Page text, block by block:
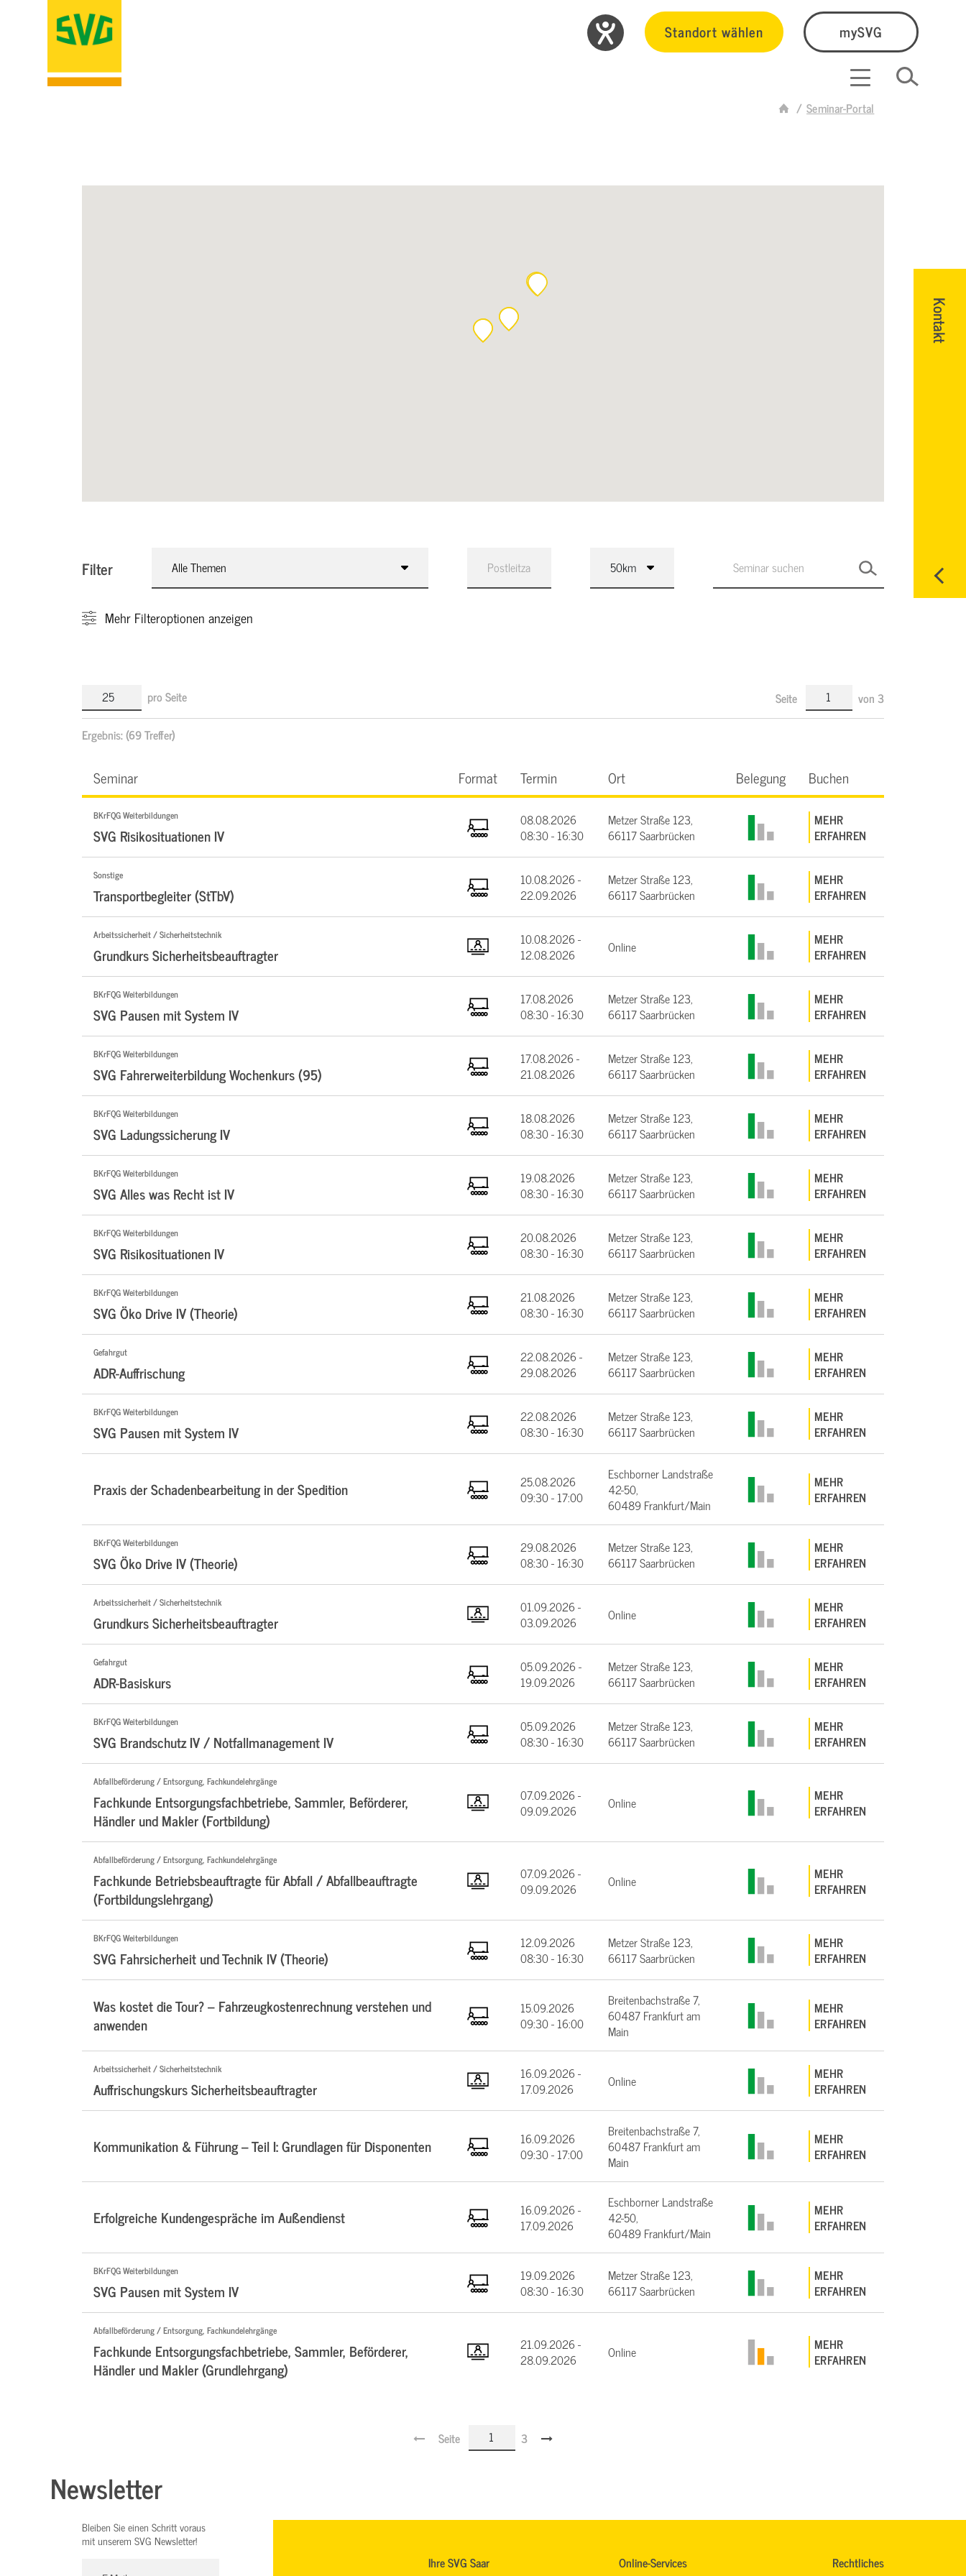
Standort wählen mySVG
Seminar-Portal
Kontakt
Filter Alle Themen
Mehr Filteroptionen anzeigen
pro Seite Seite von 3
Ergebnis:(69 Treffer)
Seminar Format Termin Ort Belegung Buchen
BKrFQG Weiterbildungen
SVG Risikosituationen IV
08.08.2026
08:30 - 16:30
Metzer Straße 123,
66117 Saarbrücken
MEHR
ERFAHREN
Sonstige
Transportbegleiter (StTbV)
10.08.2026 -
22.09.2026
Metzer Straße 123,
66117 Saarbrücken
MEHR
ERFAHREN
Arbeitssicherheit / Sicherheitstechnik
Grundkurs Sicherheitsbeauftragter
10.08.2026 -
12.08.2026
Online
MEHR
ERFAHREN
BKrFQG Weiterbildungen
SVG Pausen mit System IV
17.08.2026
08:30 - 16:30
Metzer Straße 123,
66117 Saarbrücken
MEHR
ERFAHREN
BKrFQG Weiterbildungen
SVG Fahrerweiterbildung Wochenkurs (95)
17.08.2026 -
21.08.2026
Metzer Straße 123,
66117 Saarbrücken
MEHR
ERFAHREN
BKrFQG Weiterbildungen
SVG Ladungssicherung IV
18.08.2026
08:30 - 16:30
Metzer Straße 123,
66117 Saarbrücken
MEHR
ERFAHREN
BKrFQG Weiterbildungen
SVG Alles was Recht ist IV
19.08.2026
08:30 - 16:30
Metzer Straße 123,
66117 Saarbrücken
MEHR
ERFAHREN
BKrFQG Weiterbildungen
SVG Risikosituationen IV
20.08.2026
08:30 - 16:30
Metzer Straße 123,
66117 Saarbrücken
MEHR
ERFAHREN
BKrFQG Weiterbildungen
SVG Öko Drive IV (Theorie)
21.08.2026
08:30 - 16:30
Metzer Straße 123,
66117 Saarbrücken
MEHR
ERFAHREN
Gefahrgut
ADR-Auffrischung
22.08.2026 -
29.08.2026
Metzer Straße 123,
66117 Saarbrücken
MEHR
ERFAHREN
BKrFQG Weiterbildungen
SVG Pausen mit System IV
22.08.2026
08:30 - 16:30
Metzer Straße 123,
66117 Saarbrücken
MEHR
ERFAHREN
Praxis der Schadenbearbeitung in der Spedition
25.08.2026
09:30 - 17:00
Eschborner Landstraße
42-50,
60489 Frankfurt/Main
MEHR
ERFAHREN
BKrFQG Weiterbildungen
SVG Öko Drive IV (Theorie)
29.08.2026
08:30 - 16:30
Metzer Straße 123,
66117 Saarbrücken
MEHR
ERFAHREN
Arbeitssicherheit / Sicherheitstechnik
Grundkurs Sicherheitsbeauftragter
01.09.2026 -
03.09.2026
Online
MEHR
ERFAHREN
Gefahrgut
ADR-Basiskurs
05.09.2026 -
19.09.2026
Metzer Straße 123,
66117 Saarbrücken
MEHR
ERFAHREN
BKrFQG Weiterbildungen
SVG Brandschutz IV / Notfallmanagement IV
05.09.2026
08:30 - 16:30
Metzer Straße 123,
66117 Saarbrücken
MEHR
ERFAHREN
Abfallbeförderung / Entsorgung, Fachkundelehrgänge
Fachkunde Entsorgungsfachbetriebe, Sammler, Beförderer,
Händler und Makler (Fortbildung)
07.09.2026 -
09.09.2026
Online
MEHR
ERFAHREN
Abfallbeförderung / Entsorgung, Fachkundelehrgänge
Fachkunde Betriebsbeauftragte für Abfall / Abfallbeauftragte
(Fortbildungslehrgang)
07.09.2026 -
09.09.2026
Online
MEHR
ERFAHREN
BKrFQG Weiterbildungen
SVG Fahrsicherheit und Technik IV (Theorie)
12.09.2026
08:30 - 16:30
Metzer Straße 123,
66117 Saarbrücken
MEHR
ERFAHREN
Was kostet die Tour? – Fahrzeugkostenrechnung verstehen und
anwenden
15.09.2026
09:30 - 16:00
Breitenbachstraße 7,
60487 Frankfurt am
Main
MEHR
ERFAHREN
Arbeitssicherheit / Sicherheitstechnik
Auffrischungskurs Sicherheitsbeauftragter
16.09.2026 -
17.09.2026
Online
MEHR
ERFAHREN
Kommunikation & Führung – Teil I: Grundlagen für Disponenten
16.09.2026
09:30 - 17:00
Breitenbachstraße 7,
60487 Frankfurt am
Main
MEHR
ERFAHREN
Erfolgreiche Kundengespräche im Außendienst
16.09.2026 -
17.09.2026
Eschborner Landstraße
42-50,
60489 Frankfurt/Main
MEHR
ERFAHREN
BKrFQG Weiterbildungen
SVG Pausen mit System IV
19.09.2026
08:30 - 16:30
Metzer Straße 123,
66117 Saarbrücken
MEHR
ERFAHREN
Abfallbeförderung / Entsorgung, Fachkundelehrgänge
Fachkunde Entsorgungsfachbetriebe, Sammler, Beförderer,
Händler und Makler (Grundlehrgang)
21.09.2026 -
28.09.2026
Online
MEHR
ERFAHREN
Seite 3
Newsletter
Bleiben Sie einen Schritt voraus
mit unserem SVG Newsletter!
Ihre SVG Saar Online-Services Rechtliches